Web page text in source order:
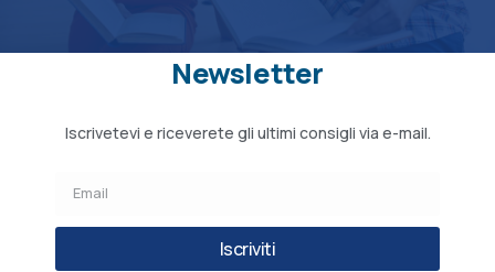
Newsletter
Iscrivetevi e riceverete gli ultimi consigli via e-mail.
Iscriviti